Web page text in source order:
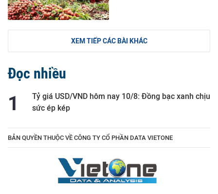
XEM TIẾP CÁC BÀI KHÁC
Đọc nhiều
Tỷ giá USD/VND hôm nay 10/8: Đồng bạc xanh chịu
sức ép kép
BẢN QUYỀN THUỘC VỀ CÔNG TY CỔ PHẦN DATA VIETONE